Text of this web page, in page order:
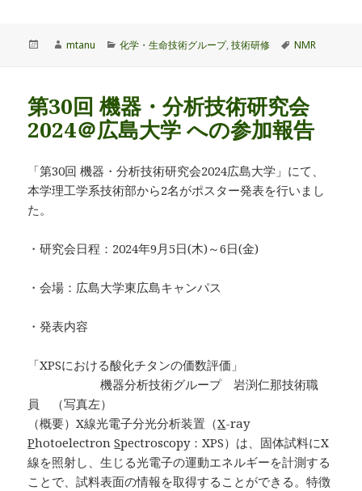
作
mtanu
カ
ー
化学・生命技術グループ,技術研修
タ
NMR
第30回 機器・分析技術研究会
2024＠広島大学 への参加報告
「第30回 機器・分析技術研究会2024広島大学」にて、
本学理工学系技術部から2名がポスター発表を行いまし
た。
・研究会日程：2024年9月5日(木)～6日(金)
・会場：広島大学東広島キャンパス
・発表内容
「XPSにおける酸化チタンの価数評価」
機器分析技術グループ 岩渕仁那技術職
員 （写真左）
（概要）X線光電子分光分析装置（X-ray
PhotoelectronSpectroscopy：XPS）は、固体試料にX
線を照射し、生じる光電子の運動エネルギーを計測する
ことで、試料表面の情報を取得することができる。特徴